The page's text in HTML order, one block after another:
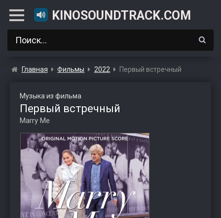
KINOSOUNDTRACK.COM
Главная Фильмы 2022 Первый встречный
Музыка из фильма
Первый встречный
Marry Me